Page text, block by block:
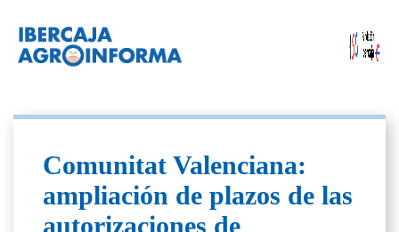
Comunitat Valenciana:
ampliación de plazos de las
autorizaciones de